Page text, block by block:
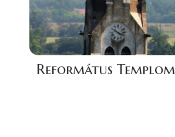
Református Templom